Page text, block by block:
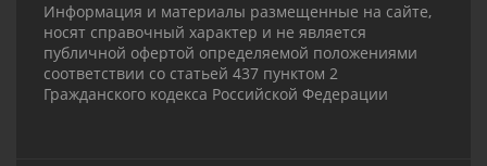
Информация и материалы размещенные на сайте,
носят справочный характер и не является
публичной офертой определяемой положениями
соответствии со статьей 437 пунктом 2
Гражданского кодекса Российской Федерации